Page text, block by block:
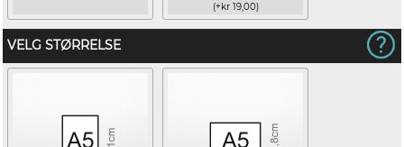
(+kr 19,00)
VELG STØRRELSE